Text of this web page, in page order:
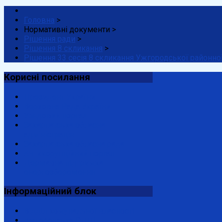
Головна >
Нормативні документи >
Рішення ради >
Рішення 8 скликання >
Рішення 33 сесія 8 скликання Ужгородської
Корисні посилання
Інформаційний блок